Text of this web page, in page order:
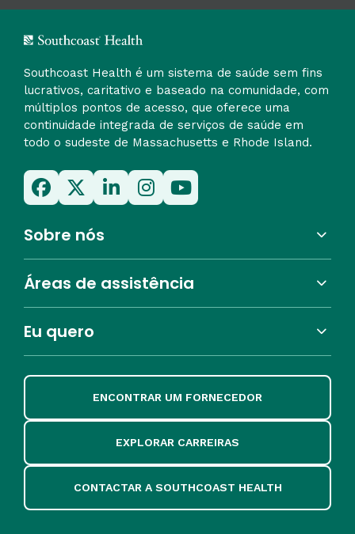
Southcoast Health é um sistema de saúde sem fins
lucrativos, caritativo e baseado na comunidade, com
múltiplos pontos de acesso, que oferece uma
continuidade integrada de serviços de saúde em
todo o sudeste de Massachusetts e Rhode Island.
Sobre nós
Áreas de assistência
Eu quero
ENCONTRAR UM FORNECEDOR
EXPLORAR CARREIRAS
CONTACTAR A SOUTHCOAST HEALTH